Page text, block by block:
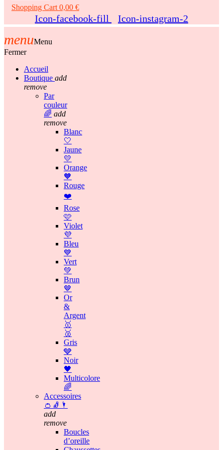
Shopping Cart 0,00 €
Icon-facebook-fill Icon-instagram-2
menuMenu
Fermer
Accueil
Boutique add
remove
Par
couleur
🌈 add
remove
Blanc
🤍
Jaune
💛
Orange
🧡
Rouge
❤️
Rose
🩷
Violet
💜
Bleu
💙
Vert
💚
Brun
🤎
Or
&
Argent
🥇
🥈
Gris
🩶
Noir
🖤
Multicolore
🌈
Accessoires
👛🧦🌂
add
remove
Boucles
d’oreille